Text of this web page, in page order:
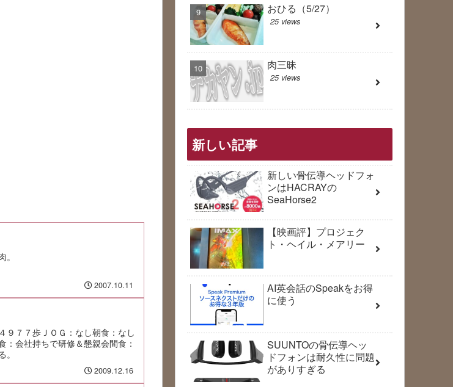
2007.10.11
９７７歩ＪＯＧ：なし朝食：なし
会社持ちで研修＆懇親会間食：
2009.12.16
おひる（5/27）
25 views
肉三昧
25 views
新しい記事
新しい骨伝導ヘッドフォ
ンはHACRAYの
SeaHorse2
【映画評】プロジェク
ト・ヘイル・メアリー
AI英会話のSpeakをお得
に使う
SUUNTOの骨伝導ヘッ
ドフォンは耐久性に問題
がありすぎる